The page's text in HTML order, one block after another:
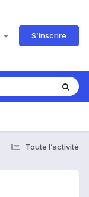
S’inscrire
Toute l’activité